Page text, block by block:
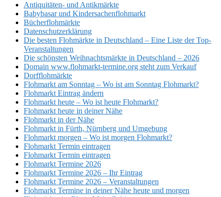
Antiquitäten- und Antikmärkte
Babybasar und Kindersachenflohmarkt
Bücherflohmärkte
Datenschutzerklärung
Die besten Flohmärkte in Deutschland – Eine Liste der Top-
Veranstaltungen
Die schönsten Weihnachtsmärkte in Deutschland – 2026
Domain www.flohmarkt-termine.org steht zum Verkauf
Dorfflohmärkte
Flohmarkt am Sonntag – Wo ist am Sonntag Flohmarkt?
Flohmarkt Eintrag ändern
Flohmarkt heute – Wo ist heute Flohmarkt?
Flohmarkt heute in deiner Nähe
Flohmarkt in der Nähe
Flohmarkt in Fürth, Nürnberg und Umgebung
Flohmarkt morgen – Wo ist morgen Flohmarkt?
Flohmarkt Termin eintragen
Flohmarkt Termin eintragen
Flohmarkt Termine 2026
Flohmarkt Termine 2026 – Ihr Eintrag
Flohmarkt Termine 2026 – Veranstaltungen
Flohmarkt Termine in deiner Nähe heute und morgen